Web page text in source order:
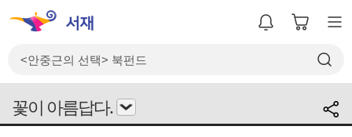
꽃이 아름답다.